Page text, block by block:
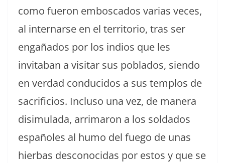
como fueron emboscados varias veces,
al internarse en el territorio, tras ser
engañados por los indios que les
invitaban a visitar sus poblados, siendo
en verdad conducidos a sus templos de
sacrificios. Incluso una vez, de manera
disimulada, arrimaron a los soldados
españoles al humo del fuego de unas
hierbas desconocidas por estos y que se